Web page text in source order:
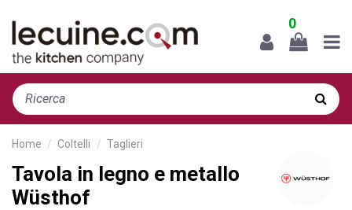
0
Home Coltelli Taglieri
Tavola in legno e metallo
Wüsthof